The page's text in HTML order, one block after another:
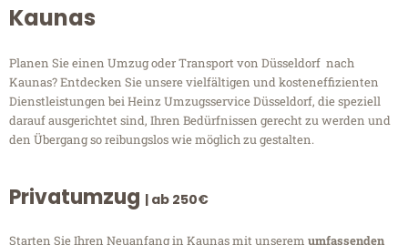
Kaunas
Planen Sie einen Umzug oder Transport von Düsseldorf nach
Kaunas? Entdecken Sie unsere vielfältigen und kosteneffizienten
Dienstleistungen bei Heinz Umzugsservice Düsseldorf, die speziell
darauf ausgerichtet sind, Ihren Bedürfnissen gerecht zu werden und
den Übergang so reibungslos wie möglich zu gestalten.
Privatumzug | ab 250€
Starten Sie Ihren Neuanfang in Kaunas mit unserem umfassenden